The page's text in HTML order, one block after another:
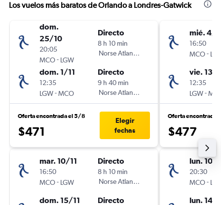
Los vuelos más baratos de Orlando a Londres-Gatwick
dom.
25/10
20:05
MCO- LGW
Directo
8 h 10 min
Norse Atlantic UK
dom. 1/11
12:35
LGW-MCO
Directo
9 h 40 min
Norse Atlantic UK
Oferta encontrada el 5/8
$471
Elegir
fechas
mar. 10/11
16:50
MCO- LGW
Directo
8 h 10 min
Norse Atlantic UK
dom. 15/11 Directo
mié. 4/
16:50
MCO-
vie. 13/
12:35
LGW-
Oferta encontrada
$477
lun. 10/
20:30
MCO-
lun. 14/